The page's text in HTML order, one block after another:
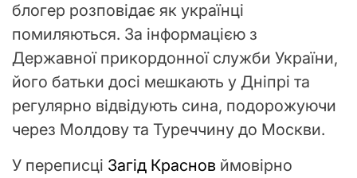
блогер розповідає як українці
помиляються. За інформацією з
Державної прикордонної служби України,
його батьки досі мешкають у Дніпрі та
регулярно відвідують сина, подорожуючи
через Молдову та Туреччину до Москви.
У переписці Загід Краснов ймовірно